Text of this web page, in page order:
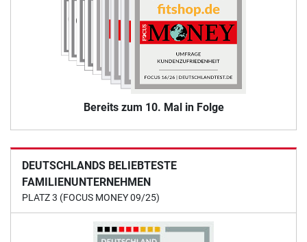
Bereits zum 10. Mal in Folge
DEUTSCHLANDS BELIEBTESTE
FAMILIENUNTERNEHMEN
PLATZ 3 (FOCUS MONEY 09/25)